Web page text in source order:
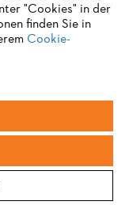
unterstützen. Für
wir Ihnen, zu
"Cookies" in der
finden Sie in
Cookie-